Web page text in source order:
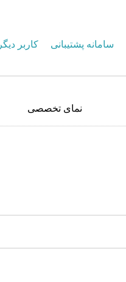
سامانه پشتیبانی کاربر دیگر
نمای تخصصی